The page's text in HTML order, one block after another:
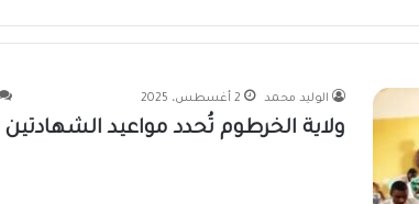
الوليد محمد 2 أغسطس، 2025
ولاية الخرطوم تُحدد مواعيد الشهادتين